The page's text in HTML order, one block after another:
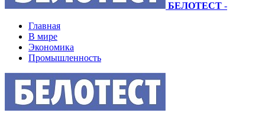
БЕЛОТЕСТ -
Главная
В мире
Экономика
Промышленность